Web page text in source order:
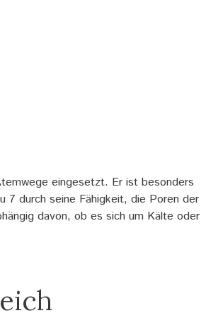
eingesetzt. Er ist besonders
7 durch seine Fähigkeit, die Poren der
davon, ob es sich um Kälte oder